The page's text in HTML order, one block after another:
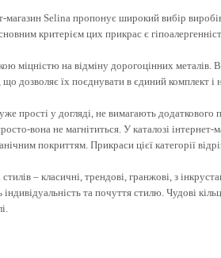
магазин Selina пропонує широкий вибір
критерієм цих прикрас є
міцністю на відміну дорогоцінних
дозволяє їх поєднувати в єдиний комплект
прості у догляді, не вимагають
вона не магнітиться. У каталозі
покриттям. Прикраси цієї категорії
– класичні, трендові, гранжові, з
індивідуальність та почуття стилю. Чудові